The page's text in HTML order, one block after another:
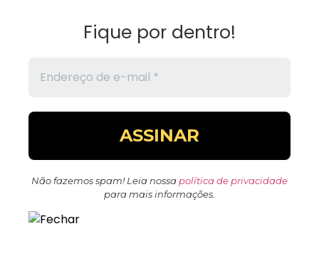
Fique por dentro!
Não fazemos spam! Leia nossa política de privacidade
para mais informações.